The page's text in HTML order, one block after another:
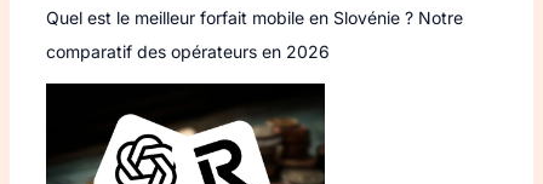
Quel est le meilleur forfait mobile en Slovénie ? Notre
comparatif des opérateurs en 2026